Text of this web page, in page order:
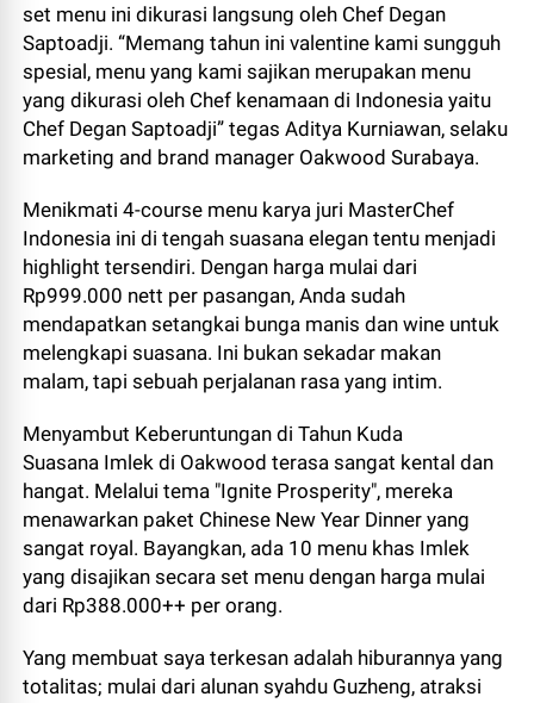
set menu ini dikurasi langsung oleh Chef Degan
Saptoadji. “Memang tahun ini valentine kami sungguh
spesial, menu yang kami sajikan merupakan menu
yang dikurasi oleh Chef kenamaan di Indonesia yaitu
Chef Degan Saptoadji” tegas Aditya Kurniawan, selaku
marketing and brand manager Oakwood Surabaya.
Menikmati 4-course menu karya juri MasterChef
Indonesia ini di tengah suasana elegan tentu menjadi
highlight tersendiri. Dengan harga mulai dari
Rp999.000 nett per pasangan, Anda sudah
mendapatkan setangkai bunga manis dan wine untuk
melengkapi suasana. Ini bukan sekadar makan
malam, tapi sebuah perjalanan rasa yang intim.
Menyambut Keberuntungan di Tahun Kuda
Suasana Imlek di Oakwood terasa sangat kental dan
hangat. Melalui tema "Ignite Prosperity", mereka
menawarkan paket Chinese New Year Dinner yang
sangat royal. Bayangkan, ada 10 menu khas Imlek
yang disajikan secara set menu dengan harga mulai
dari Rp388.000++ per orang.
Yang membuat saya terkesan adalah hiburannya yang
totalitas; mulai dari alunan syahdu Guzheng, atraksi